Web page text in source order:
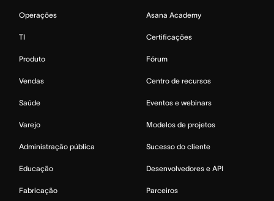
Operações
TI
Produto
Vendas
Saúde
Varejo
Administração pública
Educação
Fabricação
Asana Academy
Certificações
Fórum
Centro de recursos
Eventos e webinars
Modelos de projetos
Sucesso do cliente
Desenvolvedores e API
Parceiros